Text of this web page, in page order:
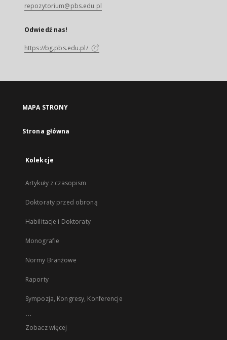
repozytorium@pbs.edu.pl
Odwiedź nas!
https://bg.pbs.edu.pl/
MAPA STRONY
Strona główna
Kolekcje
Artykuły z czasopism
Doktoraty przed obroną
Habilitacje i Doktoraty
Monografie
Normy Branżowe
Raporty
Sympozja, Kongresy, Konferencje
...
Zobacz więcej